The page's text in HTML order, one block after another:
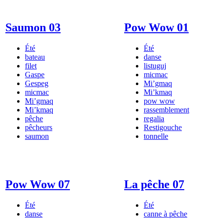
Saumon 03
Été
bateau
filet
Gaspe
Gespeg
micmac
Mi’gmaq
Mi’kmaq
pêche
pêcheurs
saumon
Pow Wow 01
Été
danse
listuguj
micmac
Mi’gmaq
Mi’kmaq
pow wow
rassemblement
regalia
Restigouche
tonnelle
Pow Wow 07
Été
danse
La pêche 07
Été
canne à pêche